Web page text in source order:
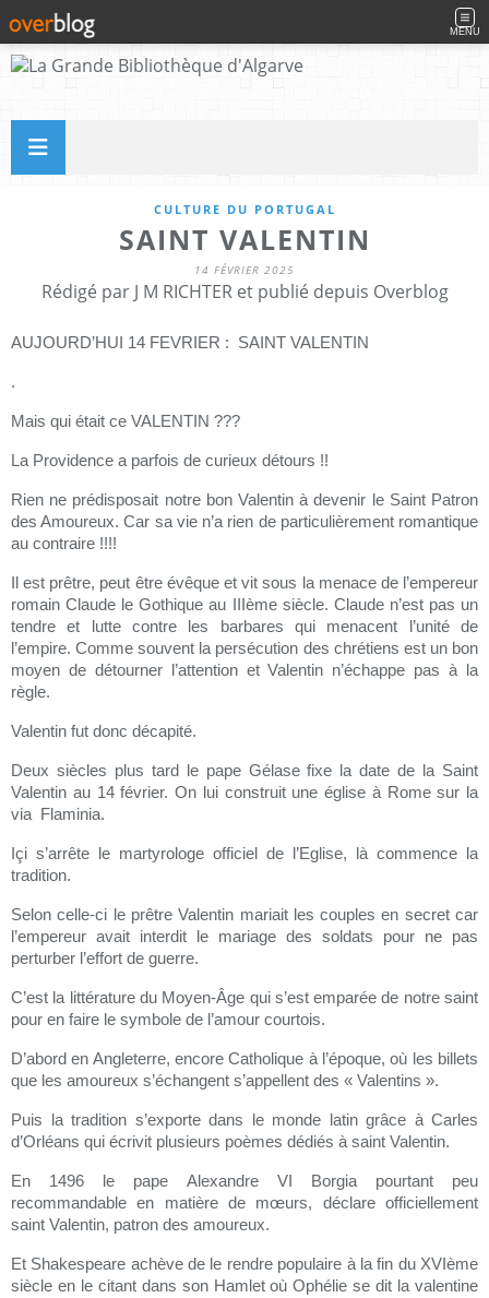
MENU
CULTURE DU PORTUGAL
SAINT VALENTIN
14 FÉVRIER 2025
Rédigé par J M RICHTER et publié depuis Overblog
AUJOURD’HUI 14 FEVRIER : SAINT VALENTIN
.
Mais qui était ce VALENTIN ???
La Providence a parfois de curieux détours !!
Rien ne prédisposait notre bon Valentin à devenir le Saint Patron
des Amoureux. Car sa vie n’a rien de particulièrement romantique
au contraire !!!!
Il est prêtre, peut être évêque et vit sous la menace de l’empereur
romain Claude le Gothique au IIIème siècle. Claude n’est pas un
tendre et lutte contre les barbares qui menacent l’unité de
l’empire. Comme souvent la persécution des chrétiens est un bon
moyen de détourner l’attention et Valentin n’échappe pas à la
règle.
Valentin fut donc décapité.
Deux siècles plus tard le pape Gélase fixe la date de la Saint
Valentin au 14 février. On lui construit une église à Rome sur la
via Flaminia.
Içi s’arrête le martyrologe officiel de l’Eglise, là commence la
tradition.
Selon celle-ci le prêtre Valentin mariait les couples en secret car
l’empereur avait interdit le mariage des soldats pour ne pas
perturber l’effort de guerre.
C’est la littérature du Moyen-Âge qui s’est emparée de notre saint
pour en faire le symbole de l’amour courtois.
D’abord en Angleterre, encore Catholique à l’époque, où les billets
que les amoureux s’échangent s’appellent des « Valentins ».
Puis la tradition s’exporte dans le monde latin grâce à Carles
d’Orléans qui écrivit plusieurs poèmes dédiés à saint Valentin.
En 1496 le pape Alexandre VI Borgia pourtant peu
recommandable en matière de mœurs, déclare officiellement
saint Valentin, patron des amoureux.
Et Shakespeare achève de le rendre populaire à la fin du XVIème
siècle en le citant dans son Hamlet où Ophélie se dit la valentine